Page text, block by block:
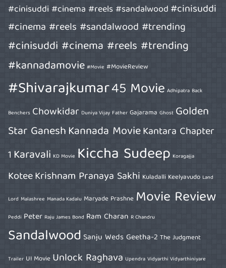
#cinisuddi #cinema #reels #sandalwood#cinisuddi
#cinema #reels #sandalwood #trending
#cinisuddi #cinema #reels #trending
#kannadamovie #Movie #MovieReview
#Shivarajkumar45 Movie Adhipatra Back
Benchers Chowkidar Duniya Vijay Father Gajarama Ghost Golden
Star GaneshKannada MovieKantara Chapter
1 Karavali KD Movie Kiccha Sudeep Koragajja
KoteeKrishnam Pranaya Sakhi Kuladalli Keelyavudo Land
Lord Malashree Manada Kadalu Maryade Prashne Movie Review
Peddi Peter Raju James Bond Ram Charan R Chandru
Sandalwood Sanju Weds Geetha-2 The Judgment
Trailer UI Movie Unlock Raghava Upendra Vidyarthi Vidyarthiniyare